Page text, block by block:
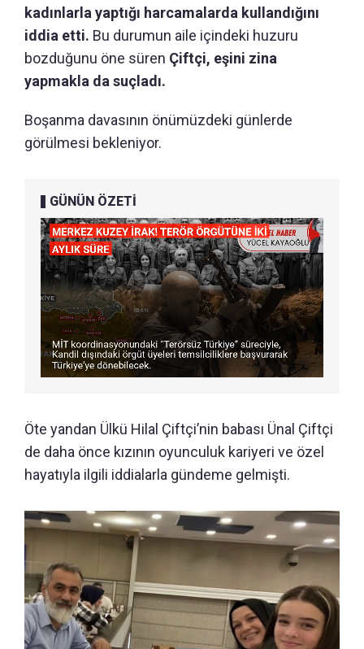
kadınlarla yaptığı harcamalarda kullandığını
iddia etti. Bu durumun aile içindeki huzuru
bozduğunu öne süren Çiftçi, eşini zina
yapmakla da suçladı.
Boşanma davasının önümüzdeki günlerde
görülmesi bekleniyor.
GÜNÜN ÖZETİ
Öte yandan Ülkü Hilal Çiftçi’nin babası Ünal Çiftçi
de daha önce kızının oyunculuk kariyeri ve özel
hayatıyla ilgili iddialarla gündeme gelmişti.